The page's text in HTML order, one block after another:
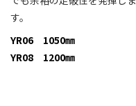
す。
YR06 1050㎜
YR08 1200㎜